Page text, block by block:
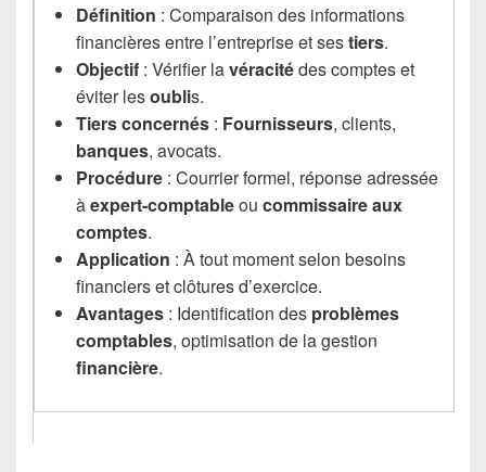
Définition : Comparaison des informations
financières entre l’entreprise et sestiers.
Objectif : Vérifier lavéracitédes comptes et
éviter lesoublis.
Tiers concernés : Fournisseurs, clients,
banques, avocats.
Procédure : Courrier formel, réponse adressée
àexpert-comptableoucommissaire aux
comptes.
Application : À tout moment selon besoins
financiers et clôtures d’exercice.
Avantages : Identification des problèmes
comptables, optimisation de la gestion
financière.